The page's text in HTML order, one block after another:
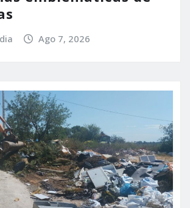
Ago 7, 2026